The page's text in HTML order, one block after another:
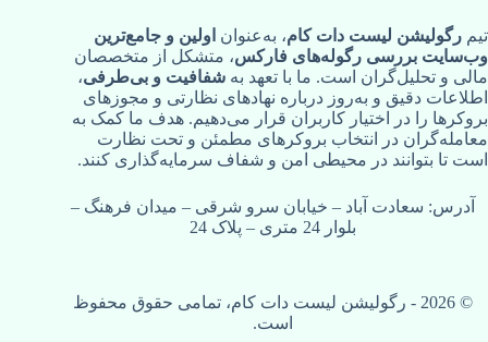
تیم رگولیشن لیست دات کام، به‌عنوان اولین و جامع‌ترین
وب‌سایت بررسی رگوله‌های فارکس، متشکل از متخصصان
مالی و تحلیل‌گران است. ما با تعهد به شفافیت و بی‌طرفی،
اطلاعات دقیق و به‌روز درباره نهادهای نظارتی و مجوزهای
بروکرها را در اختیار کاربران قرار می‌دهیم. هدف ما کمک به
معامله‌گران در انتخاب بروکرهای مطمئن و تحت نظارت
است تا بتوانند در محیطی امن و شفاف سرمایه‌گذاری کنند.
آدرس: سعادت آباد – خیابان سرو شرقی – میدان فرهنگ –
بلوار 24 متری – پلاک 24
© ‏2026 - رگولیشن لیست دات کام، تمامی حقوق محفوظ
است.